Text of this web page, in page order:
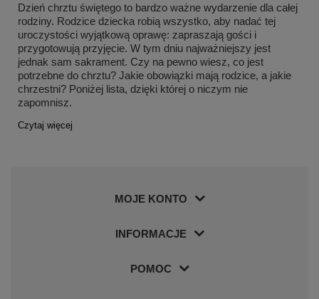
Dzień chrztu świętego to bardzo ważne wydarzenie dla całej
rodziny. Rodzice dziecka robią wszystko, aby nadać tej
uroczystości wyjątkową oprawę: zapraszają gości i
przygotowują przyjęcie. W tym dniu najważniejszy jest
jednak sam sakrament. Czy na pewno wiesz, co jest
potrzebne do chrztu? Jakie obowiązki mają rodzice, a jakie
chrzestni? Poniżej lista, dzięki której o niczym nie
zapomnisz.
Czytaj więcej
MOJE KONTO
INFORMACJE
POMOC